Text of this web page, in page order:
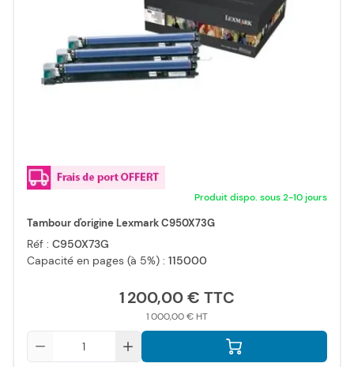
Produit dispo. sous 2-10 jours
Tambour d'origine Lexmark C950X73G
Réf : C950X73G
Capacité en pages (à 5%) : 115000
1 200,00 €
1 000,00 €